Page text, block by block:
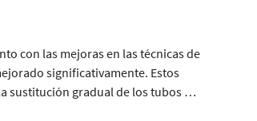
con las mejoras en las técnicas de
significativamente. Estos
sustitución gradual de los tubos de